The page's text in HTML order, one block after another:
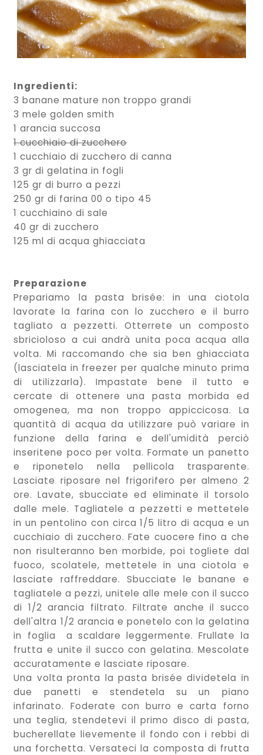
Ingredienti:
3 banane mature non troppo grandi
3 mele golden smith
1 arancia succosa
1 cucchiaio di zucchero
1 cucchiaio di zucchero di canna
3 gr di gelatina in fogli
125 gr di burro a pezzi
250 gr di farina 00 o tipo 45
1 cucchiaino di sale
40 gr di zucchero
125 ml di acqua ghiacciata
Preparazione
Prepariamo la pasta brisée: in una ciotola
lavorate la farina con lo zucchero e il burro
tagliato a pezzetti. Otterrete un composto
sbricioloso a cui andrà unita poca acqua alla
volta. Mi raccomando che sia ben ghiacciata
(lasciatela in freezer per qualche minuto prima
di utilizzarla). Impastate bene il tutto e
cercate di ottenere una pasta morbida ed
omogenea, ma non troppo appiccicosa. La
quantità di acqua da utilizzare può variare in
funzione della farina e dell'umidità perciò
inseritene poco per volta. Formate un panetto
e riponetelo nella pellicola trasparente.
Lasciate riposare nel frigorifero per almeno 2
ore. Lavate, sbucciate ed eliminate il torsolo
dalle mele. Tagliatele a pezzetti e mettetele
in un pentolino con circa 1/5 litro di acqua e un
cucchiaio di zucchero. Fate cuocere fino a che
non risulteranno ben morbide, poi togliete dal
fuoco, scolatele, mettetele in una ciotola e
lasciate raffreddare. Sbucciate le banane e
tagliatele a pezzi, unitele alle mele con il succo
di 1/2 arancia filtrato. Filtrate anche il succo
dell'altra 1/2 arancia e ponetelo con la gelatina
in foglia a scaldare leggermente. Frullate la
frutta e unite il succo con gelatina. Mescolate
accuratamente e lasciate riposare.
Una volta pronta la pasta brisée dividetela in
due panetti e stendetela su un piano
infarinato. Foderate con burro e carta forno
una teglia, stendetevi il primo disco di pasta,
bucherellate lievemente il fondo con i rebbi di
una forchetta. Versateci la composta di frutta